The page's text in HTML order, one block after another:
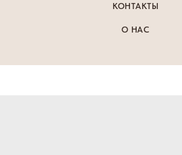
КОНТАКТЫ
О НАС